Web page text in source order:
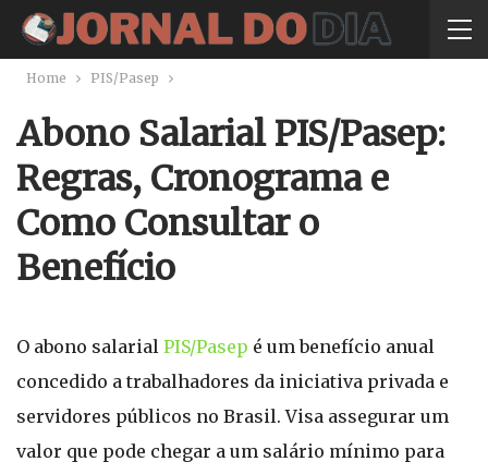
Home PIS/Pasep
Abono Salarial PIS/Pasep:
Regras, Cronograma e
Como Consultar o
Benefício
O abono salarial PIS/Pasep é um benefício anual
concedido a trabalhadores da iniciativa privada e
servidores públicos no Brasil. Visa assegurar um
valor que pode chegar a um salário mínimo para